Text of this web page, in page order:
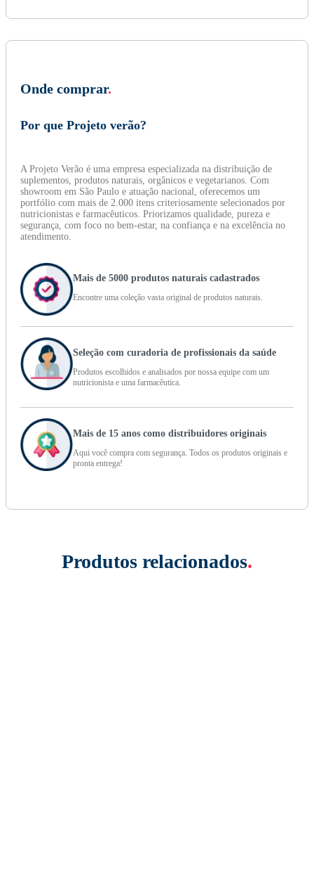
Onde comprar.
Por que Projeto verão?
A Projeto Verão é uma empresa especializada na distribuição de
suplementos, produtos naturais, orgânicos e vegetarianos. Com
showroom em São Paulo e atuação nacional, oferecemos um
portfólio com mais de 2.000 itens criteriosamente selecionados por
nutricionistas e farmacêuticos. Priorizamos qualidade, pureza e
segurança, com foco no bem-estar, na confiança e na excelência no
atendimento.
Mais de 5000 produtos naturais cadastrados
Encontre uma coleção vasta original de produtos naturais.
Seleção com curadoria de profissionais da saúde
Produtos escolhidos e analisados por nossa equipe com um
nutricionista e uma farmacêutica.
Mais de 15 anos como distribuidores originais
Aqui você compra com segurança. Todos os produtos originais e
pronta entrega!
Produtos relacionados.